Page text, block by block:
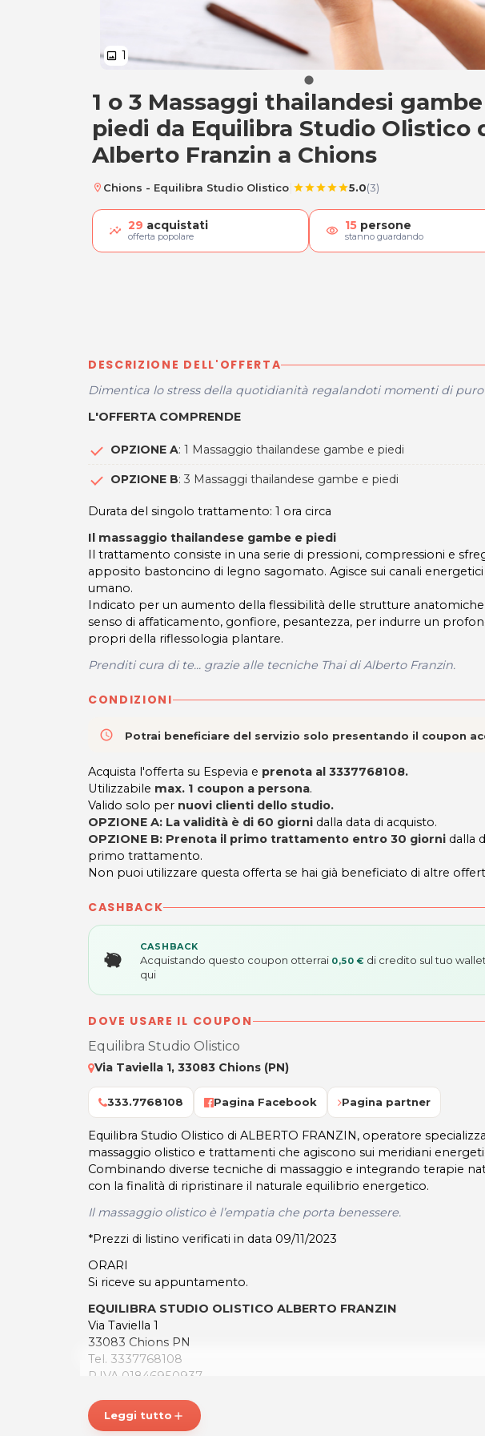
image 1
A) 1 Massaggio
1 o 3 Massaggi thailandesi
piedi da Equilibra Studio Olistico
Alberto Franzin a Chions
location_on Chions - Equilibra Studio Olistico starstarstarstarstar5.0(3)
29 acquistati
offerta popolare visibility 15 persone
stanno guardando
DESCRIZIONE DELL'OFFERTA
Dimentica lo stress della quotidianità regalandoti momenti di puro
L'OFFERTA COMPRENDE
OPZIONE A: 1 Massaggio thailandese gambe e piedi
OPZIONE B: 3 Massaggi thailandese gambe e piedi
Durata del singolo trattamento: 1 ora circa
Il massaggio thailandese gambe e piedi
Il trattamento consiste in una serie di pressioni, compressioni e
apposito bastoncino di legno sagomato. Agisce sui canali
umano.
Indicato per un aumento della flessibilità delle strutture
senso di affaticamento, gonfiore, pesantezza, per indurre un
propri della riflessologia plantare.
Prenditi cura di te... grazie alle tecniche Thai di Alberto Franzin.
CONDIZIONI
access_time Potrai beneficiare del servizio solo presentando il coupon
Acquista l'offerta su Espevia e prenota al 3337768108.
Utilizzabile max. 1 coupon a persona.
Valido solo per nuovi clienti dello studio.
OPZIONE A: La validità è di 60 giorni dalla data di acquisto.
OPZIONE B: Prenota il primo trattamento entro 30 giorni dalla
primo trattamento.
Non puoi utilizzare questa offerta se hai già beneficiato di altre
CASHBACK
CASHBACK
Acquistando questo coupon otterrai 0,50 € di credito sul tuo
qui
DOVE USARE IL COUPON
Equilibra Studio Olistico
Via Taviella 1, 33083 Chions (PN)
333.7768108 Pagina Facebook Pagina partner
Equilibra Studio Olistico di ALBERTO FRANZIN, operatore
massaggio olistico e trattamenti che agiscono sui meridiani
Combinando diverse tecniche di massaggio e integrando terapie
con la finalità di ripristinare il naturale equilibrio energetico.
Il massaggio olistico è l’empatia che porta benessere.
*Prezzi di listino verificati in data 09/11/2023
ORARI
Si riceve su appuntamento.
EQUILIBRA STUDIO OLISTICO ALBERTO FRANZIN
Via Taviella 1
33083 Chions PN
Tel. 3337768108
P.IVA 01846950937
Per ulteriori informazioni sull'offerta o sulle modalità di acquisto scrivi
a
posta@espevia.it
Leggi tutto add